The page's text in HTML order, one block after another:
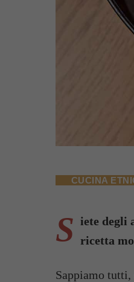
CUCINA
S iete degli
ricetta
Sappiamo tutti,